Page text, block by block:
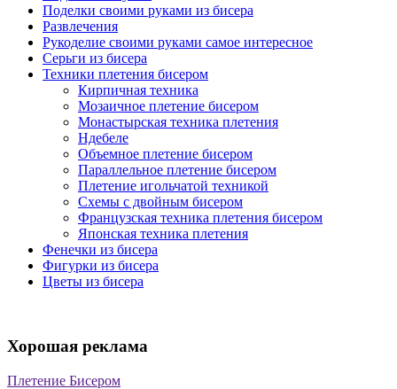
Поделки своими руками из бисера
Развлечения
Рукоделие своими руками самое интересное
Серьги из бисера
Техники плетения бисером
Кирпичная техника
Мозаичное плетение бисером
Монастырская техника плетения
Ндебеле
Объемное плетение бисером
Параллельное плетение бисером
Плетение игольчатой техникой
Схемы с двойным бисером
Французская техника плетения бисером
Японская техника плетения
Фенечки из бисера
Фигурки из бисера
Цветы из бисера
Хорошая реклама
Плетение Бисером